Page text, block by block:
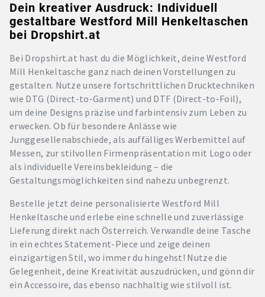
Dein kreativer Ausdruck: Individuell
gestaltbare Westford Mill Henkeltaschen
bei Dropshirt.at
Bei Dropshirt.at hast du die Möglichkeit, deine Westford
Mill Henkeltasche ganz nach deinen Vorstellungen zu
gestalten. Nutze unsere fortschrittlichen Drucktechniken
wie DTG (Direct-to-Garment) und DTF (Direct-to-Foil),
um deine Designs präzise und farbintensiv zum Leben zu
erwecken. Ob für besondere Anlässe wie
Junggesellenabschiede, als auffälliges Werbemittel auf
Messen, zur stilvollen Firmenpräsentation mit Logo oder
als individuelle Vereinsbekleidung – die
Gestaltungsmöglichkeiten sind nahezu unbegrenzt.
Bestelle jetzt deine personalisierte Westford Mill
Henkeltasche und erlebe eine schnelle und zuverlässige
Lieferung direkt nach Österreich. Verwandle deine Tasche
in ein echtes Statement-Piece und zeige deinen
einzigartigen Stil, wo immer du hingehst! Nutze die
Gelegenheit, deine Kreativität auszudrücken, und gönn dir
ein Accessoire, das ebenso nachhaltig wie stilvoll ist.